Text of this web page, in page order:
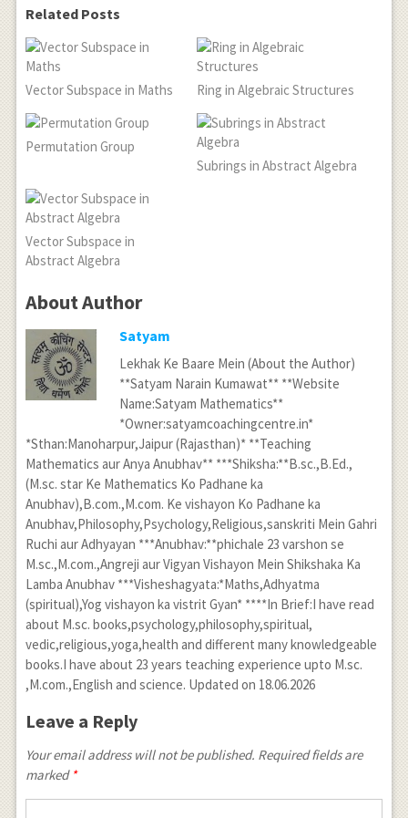
Related Posts
Vector Subspace in Maths Ring in Algebraic Structures
Permutation Group
Subrings in Abstract Algebra
Vector Subspace in
Abstract Algebra
About Author
Satyam
Lekhak Ke Baare Mein (About the Author)
**Satyam Narain Kumawat** **Website
Name:Satyam Mathematics**
*Owner:satyamcoachingcentre.in*
*Sthan:Manoharpur,Jaipur (Rajasthan)* **Teaching
Mathematics aur Anya Anubhav** ***Shiksha:**B.sc.,B.Ed.,
(M.sc. star Ke Mathematics Ko Padhane ka
Anubhav),B.com.,M.com. Ke vishayon Ko Padhane ka
Anubhav,Philosophy,Psychology,Religious,sanskriti Mein Gahri
Ruchi aur Adhyayan ***Anubhav:**phichale 23 varshon se
M.sc.,M.com.,Angreji aur Vigyan Vishayon Mein Shikshaka Ka
Lamba Anubhav ***Visheshagyata:*Maths,Adhyatma
(spiritual),Yog vishayon ka vistrit Gyan* ****In Brief:I have read
about M.sc. books,psychology,philosophy,spiritual,
vedic,religious,yoga,health and different many knowledgeable
books.I have about 23 years teaching experience upto M.sc.
,M.com.,English and science. Updated on 18.06.2026
Leave a Reply
Your email address will not be published. Required fields are
marked *